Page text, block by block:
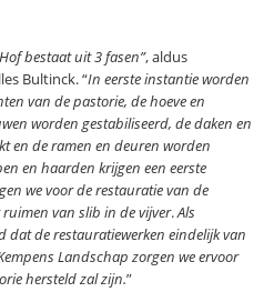
bestaat uit 3 fasen”, aldus
Bultinck. “In eerste instantie worden
van de pastorie, de hoeve en
worden gestabiliseerd, de daken en
en de ramen en deuren worden
en haarden krijgen een eerste
we voor de restauratie van de
van slib in de vijver.Als
dat de restauratiewerken eindelijk van
Landschap zorgen we ervoor
hersteld zal zijn.”